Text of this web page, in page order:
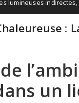
lumineuses indirectes,
:
un